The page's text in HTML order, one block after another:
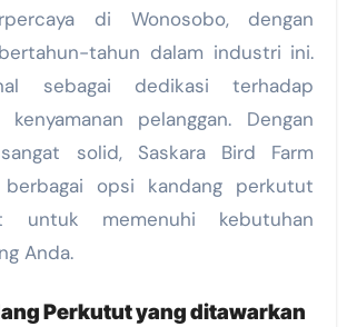
di Wonosobo, dengan
tahun dalam industri ini.
sebagai dedikasi terhadap
pelanggan. Dengan
solid, Saskara Bird Farm
berbagai opsi kandang perkutut
untuk memenuhi kebutuhan
Anda.
Perkutut yang ditawarkan